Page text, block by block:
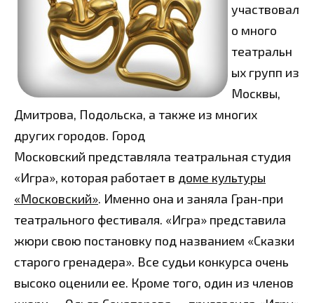
участвовал
о много
театральн
ых групп из
Москвы,
Дмитрова, Подольска, а также из многих
других городов. Город
Московский представляла театральная студия
«Игра», которая работает в доме культуры
«Московский». Именно она и заняла Гран-при
театрального фестиваля. «Игра» представила
жюри свою постановку под названием «Сказки
старого гренадера». Все судьи конкурса очень
высоко оценили ее. Кроме того, один из членов